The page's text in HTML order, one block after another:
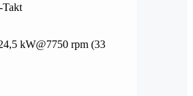
kW@7750 rpm (33